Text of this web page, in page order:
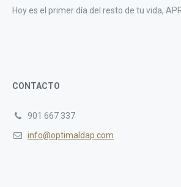
Hoy es el primer día del resto de tu vida,
CONTACTO
901 667 337
info@optimaldap.com